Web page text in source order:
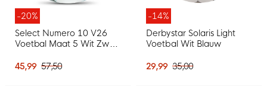
-20%
Select Numero 10 V26
Voetbal Maat 5 Wit Zwart
45,99 57,50
-14%
Derbystar Solaris Light
Voetbal Wit Blauw
29,99 35,00